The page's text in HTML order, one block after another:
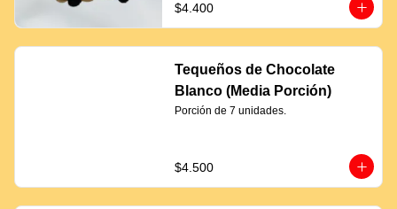
$4.400
Tequeños de Chocolate
Blanco (Media Porción)
Porción de 7 unidades.
$4.500